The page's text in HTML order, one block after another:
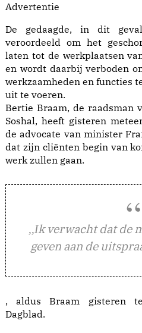
Advertentie
De gedaagde, in dit
veroordeeld om het
laten tot de werkplaatsen
en wordt daarbij verboden
werkzaamheden en functies
uit te voeren.
Bertie Braam, de raadsman
Soshal, heeft gisteren
de advocate van minister
dat zijn cliënten begin van
werk zullen gaan.
,,Ik verwacht dat de
geven aan de
, aldus Braam gisteren
Dagblad.